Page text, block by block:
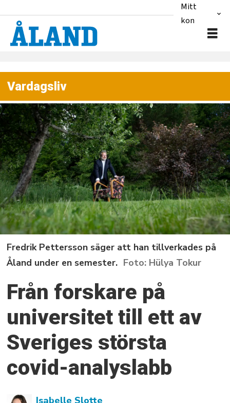
Mitt
konto
Vardagsliv
Fredrik Pettersson säger att han tillverkades på
Åland under en semester.
Hülya Tokur
Från forskare på
universitet till ett av
Sveriges största
covid-analyslabb
Isabelle Slotte